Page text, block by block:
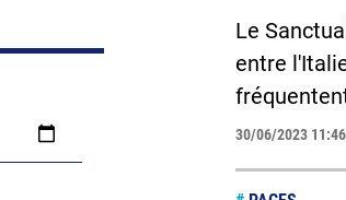
Le
entre
30/06/2023 11:46